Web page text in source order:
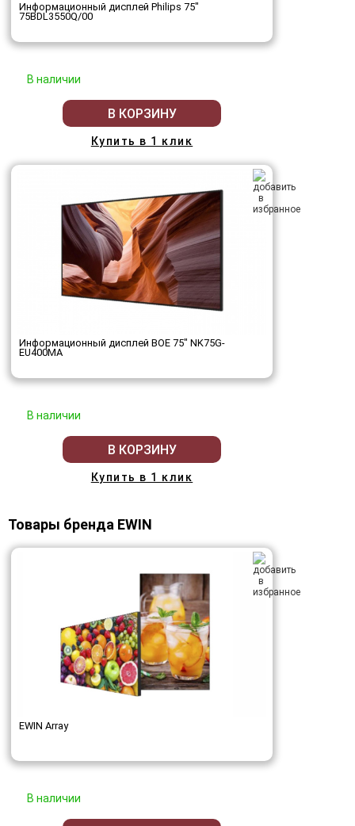
Информационный дисплей Philips 75"
75BDL3550Q/00
В наличии
В КОРЗИНУ
Купить в 1 клик
Информационный дисплей BOE 75" NK75G-
EU400MA
В наличии
В КОРЗИНУ
Купить в 1 клик
Товары бренда EWIN
EWIN Array
В наличии